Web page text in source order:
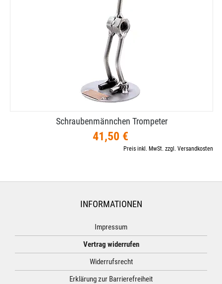
Schraubenmännchen Trompeter
41,50 €
Preis inkl. MwSt. zzgl. Versandkosten
INFORMATIONEN
Impressum
Vertrag widerrufen
Widerrufsrecht
Erklärung zur Barrierefreiheit